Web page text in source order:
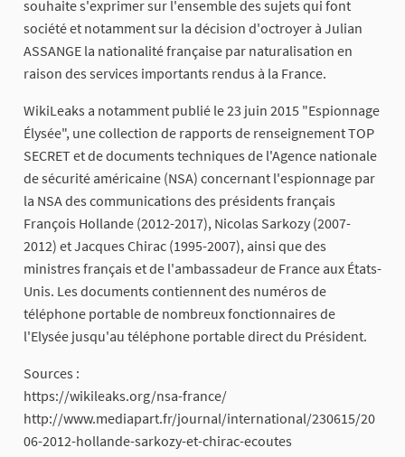
souhaite s'exprimer sur l'ensemble des sujets qui font
société et notamment sur la décision d'octroyer à Julian
ASSANGE la nationalité française par naturalisation en
raison des services importants rendus à la France.
WikiLeaks a notamment publié le 23 juin 2015 "Espionnage
Élysée", une collection de rapports de renseignement TOP
SECRET et de documents techniques de l'Agence nationale
de sécurité américaine (NSA) concernant l'espionnage par
la NSA des communications des présidents français
François Hollande (2012-2017), Nicolas Sarkozy (2007-
2012) et Jacques Chirac (1995-2007), ainsi que des
ministres français et de l'ambassadeur de France aux États-
Unis. Les documents contiennent des numéros de
téléphone portable de nombreux fonctionnaires de
l'Elysée jusqu'au téléphone portable direct du Président.
Sources :
https://wikileaks.org/nsa-france/
http://www.mediapart.fr/journal/international/230615/20
06-2012-hollande-sarkozy-et-chirac-ecoutes